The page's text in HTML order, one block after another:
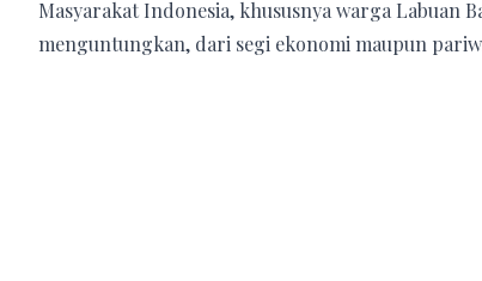
Masyarakat Indonesia, khususnya warga Labuan
menguntungkan, dari segi ekonomi maupun